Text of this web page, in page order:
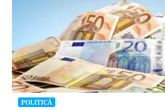
POLITICĂ